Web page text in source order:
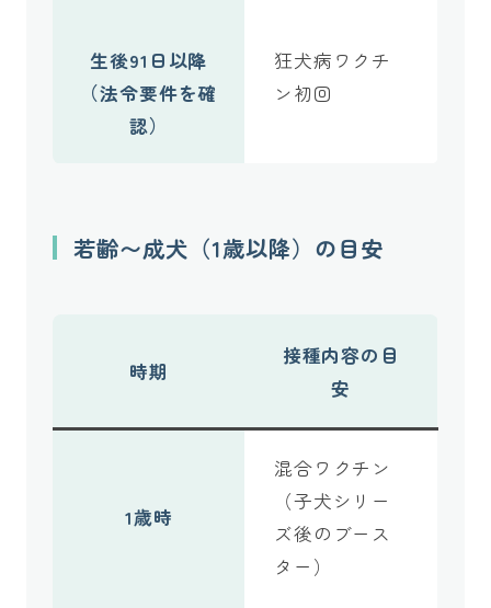
生後91日以降
（法令要件を確
認）
狂犬病ワクチ
ン初回
若齢〜成犬（1歳以降）の目安
時期
接種内容の目
安
1歳時
混合ワクチン
（子犬シリー
ズ後のブース
ター）